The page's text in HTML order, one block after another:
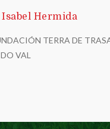
Hermida
TERRA DE
VAL